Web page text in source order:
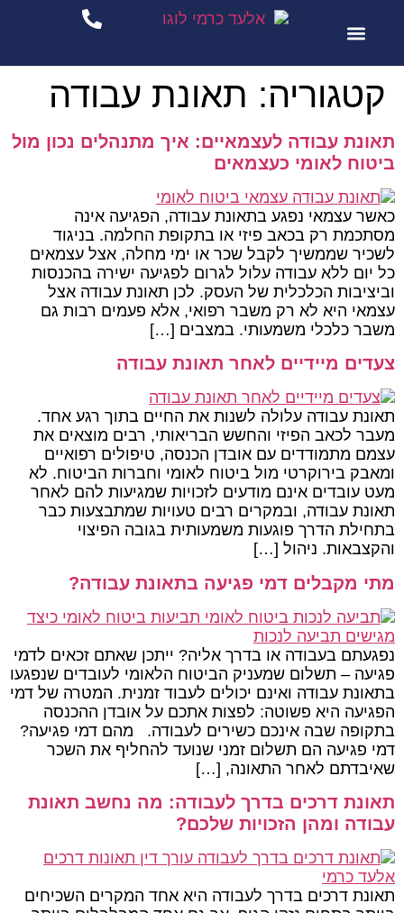
קטגוריה: תאונת עבודה
תאונת עבודה לעצמאיים: איך מתנהלים נכון מול
ביטוח לאומי כעצמאים
כאשר עצמאי נפגע בתאונת עבודה, הפגיעה אינה
מסתכמת רק בכאב פיזי או בתקופת החלמה. בניגוד
לשכיר שממשיך לקבל שכר או ימי מחלה, אצל עצמאים
כל יום ללא עבודה עלול לגרום לפגיעה ישירה בהכנסות
וביציבות הכלכלית של העסק. לכן תאונת עבודה אצל
עצמאי היא לא רק משבר רפואי, אלא פעמים רבות גם
משבר כלכלי משמעותי. במצבים […]
צעדים מיידיים לאחר תאונת עבודה
תאונת עבודה עלולה לשנות את החיים בתוך רגע אחד.
מעבר לכאב הפיזי והחשש הבריאותי, רבים מוצאים את
עצמם מתמודדים עם אובדן הכנסה, טיפולים רפואיים
ומאבק בירוקרטי מול ביטוח לאומי וחברות הביטוח. לא
מעט עובדים אינם מודעים לזכויות שמגיעות להם לאחר
תאונת עבודה, ובמקרים רבים טעויות שמתבצעות כבר
בתחילת הדרך פוגעות משמעותית בגובה הפיצוי
והקצבאות. ניהול […]
מתי מקבלים דמי פגיעה בתאונת עבודה?
נפגעתם בעבודה או בדרך אליה? ייתכן שאתם זכאים לדמי
פגיעה – תשלום שמעניק הביטוח הלאומי לעובדים שנפגעו
בתאונת עבודה ואינם יכולים לעבוד זמנית. המטרה של דמי
הפגיעה היא פשוטה: לפצות אתכם על אובדן ההכנסה
בתקופה שבה אינכם כשירים לעבודה. מהם דמי פגיעה?
דמי פגיעה הם תשלום זמני שנועד להחליף את השכר
שאיבדתם לאחר התאונה, […]
תאונת דרכים בדרך לעבודה: מה נחשב תאונת
עבודה ומהן הזכויות שלכם?
תאונת דרכים בדרך לעבודה היא אחד המקרים השכיחים